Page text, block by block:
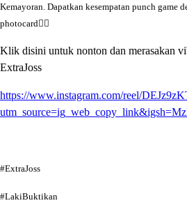
Kemayoran. Dapatkan kesempatan punch game
photocard✊🏻
Klik disini untuk nonton dan merasakan
ExtraJoss
https://www.instagram.com/reel/
#ExtraJoss
#LakiBuktikan